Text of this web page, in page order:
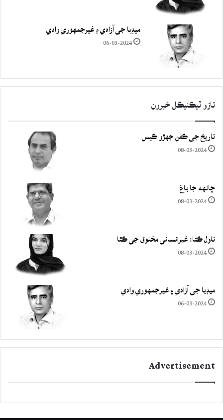
ميڊيا جي آزادي ۽ غيرجمھوري وادي
06-03-2024
تازو ٽيڪنيڪل خبرون
تاريخ جي ڪفن جھڙو ڪيس
08-03-2024
چانهه جا باغ
08-03-2024
ناول ڪتا: غيرانساني مخلوق جي ڪٿا
08-03-2024
ميڊيا جي آزادي ۽ غيرجمھوري وادي
06-03-2024
Advertisement